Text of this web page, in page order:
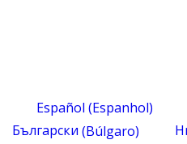
Español (Espanhol)
Български (Búlgaro)